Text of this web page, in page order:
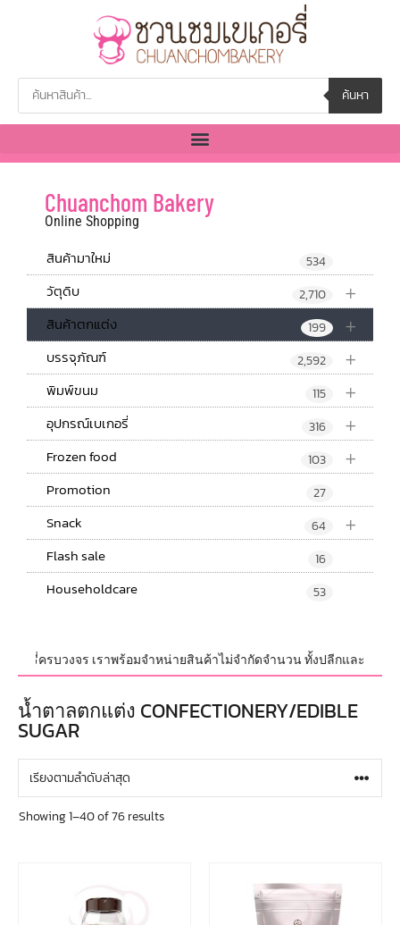
ค้นหา
Chuanchom Bakery
Online Shopping
สินค้ามาใหม่ 534
+
วัตุดิบ 2,710
+
สินค้าตกแต่ง 199
+
บรรจุภัณฑ์ 2,592
+
พิมพ์ขนม 115
+
อุปกรณ์เบเกอรี่ 316
+
Frozen food 103
Promotion 27
+
Snack 64
Flash sale 16
Householdcare 53
วงจร เราพร้อมจำหน่ายสินค้าไม่จำกัดจำนวน ทั้งปลีกและส่ง มีสินค้าให
น้ำตาลตกแต่ง CONFECTIONERY/EDIBLE
SUGAR
Showing 1–40 of 76 results